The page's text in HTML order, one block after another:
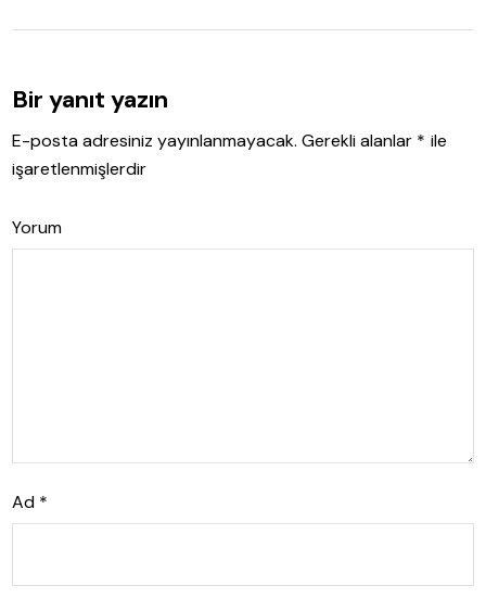
Bir yanıt yazın
E-posta adresiniz yayınlanmayacak. Gerekli alanlar * ile
işaretlenmişlerdir
Yorum
Ad *